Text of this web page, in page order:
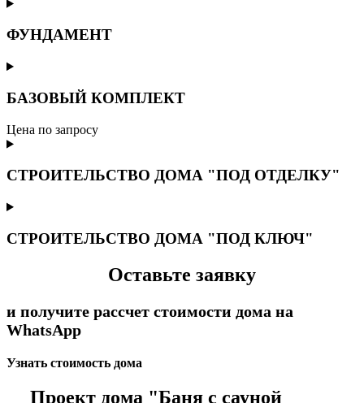
ФУНДАМЕНТ
БАЗОВЫЙ КОМПЛЕКТ
Цена по запросу
СТРОИТЕЛЬСТВО ДОМА "ПОД ОТДЕЛКУ"
СТРОИТЕЛЬСТВО ДОМА "ПОД КЛЮЧ"
Оставьте заявку
и получите рассчет стоимости дома на
WhatsApp
Узнать стоимость дома
Проект дома "Баня с сауной